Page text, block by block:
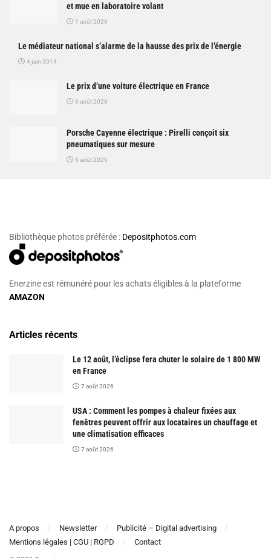
et mue en laboratoire volant
1 août 2026
Le médiateur national s’alarme de la hausse des prix de l’énergie
4 juin 2014
Le prix d’une voiture électrique en France
6 août 2026
Porsche Cayenne électrique : Pirelli conçoit six
pneumatiques sur mesure
6 août 2026
Bibliothèque photos préférée : Depositphotos.com
Enerzine est rémunéré pour les achats éligibles à la plateforme
AMAZON
Articles récents
Le 12 août, l’éclipse fera chuter le solaire de 1 800 MW
en France
7 août 2026
USA : Comment les pompes à chaleur fixées aux
fenêtres peuvent offrir aux locataires un chauffage et
une climatisation efficaces
7 août 2026
A propos Newsletter
Publicité – Digital advertising
Mentions légales | CGU | RGPD
Contact